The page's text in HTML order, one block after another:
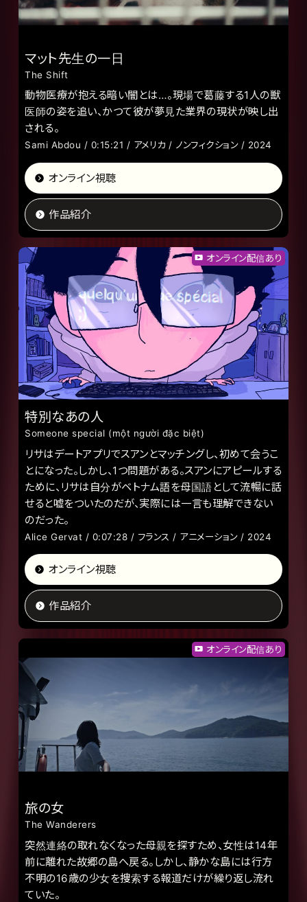
マット先生の一日
The Shift
動物医療が抱える暗い闇とは…。現場で葛藤する1人の獣
医師の姿を追い、かつて彼が夢見た業界の現状が映し出
される。
Sami Abdou / 0:15:21 / アメリカ / ノンフィクション / 2024
オンライン視聴
作品紹介
オンライン配信あり
特別なあの人
Someone special (một người đặc biệt)
リサはデートアプリでスアンとマッチングし、初めて会うこ
とになった。しかし、1つ問題がある。スアンにアピールする
ために、リサは自分がベトナム語を母国語として流暢に話
せると嘘をついたのだが、実際には一言も理解できない
のだった。
Alice Gervat / 0:07:28 / フランス / アニメーション / 2024
オンライン視聴
作品紹介
オンライン配信あり
旅の女
The Wanderers
突然連絡の取れなくなった母親を探すため、女性は14年
前に離れた故郷の島へ戻る。しかし、静かな島には行方
不明の16歳の少女を捜索する報道だけが繰り返し流れ
ていた。